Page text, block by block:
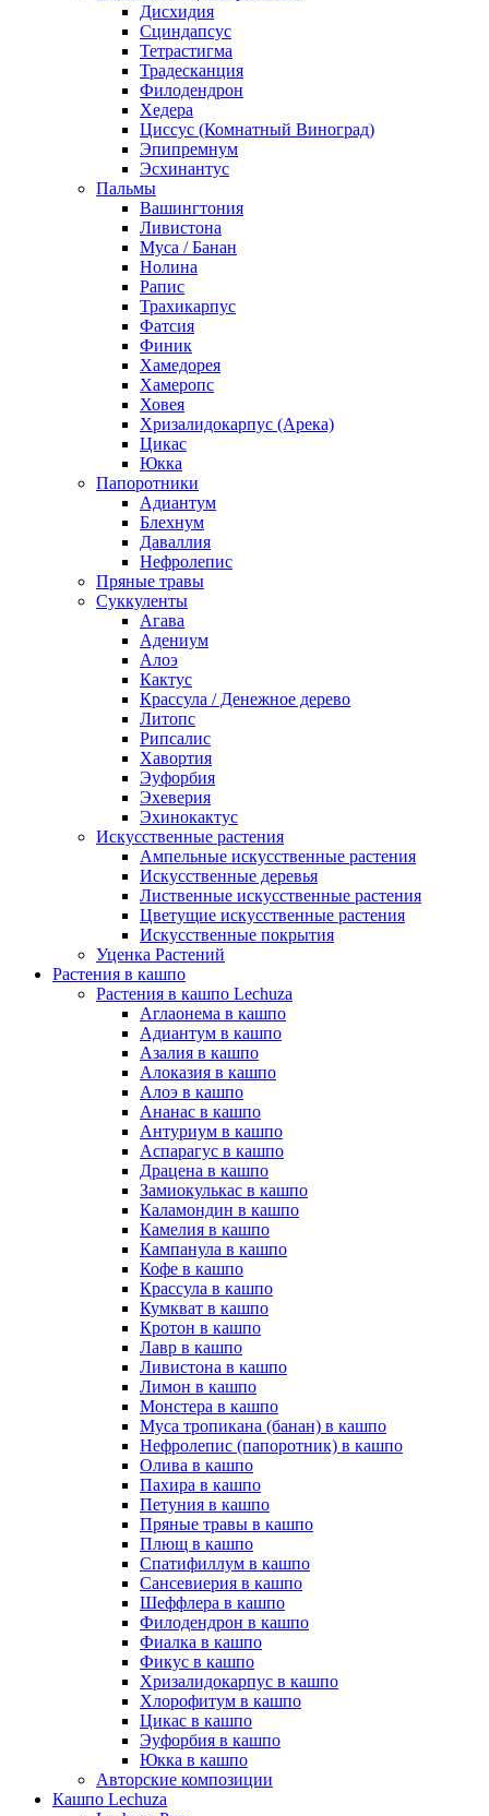
Дисхидия
Сциндапсус
Тетрастигма
Традесканция
Филодендрон
Хедера
Циссус (Комнатный Виноград)
Эпипремнум
Эсхинантус
Пальмы
Вашингтония
Ливистона
Муса / Банан
Нолина
Рапис
Трахикарпус
Фатсия
Финик
Хамедорея
Хамеропс
Ховея
Хризалидокарпус (Арека)
Цикас
Юкка
Папоротники
Адиантум
Блехнум
Даваллия
Нефролепис
Пряные травы
Суккуленты
Агава
Адениум
Алоэ
Кактус
Крассула / Денежное дерево
Литопс
Рипсалис
Хавортия
Эуфорбия
Эхеверия
Эхинокактус
Искусственные растения
Ампельные искусственные растения
Искусственные деревья
Лиственные искусственные растения
Цветущие искусственные растения
Искусственные покрытия
Уценка Растений
Растения в кашпо
Растения в кашпо Lechuza
Аглаонема в кашпо
Адиантум в кашпо
Азалия в кашпо
Алоказия в кашпо
Алоэ в кашпо
Ананас в кашпо
Антуриум в кашпо
Аспарагус в кашпо
Драцена в кашпо
Замиокулькас в кашпо
Каламондин в кашпо
Камелия в кашпо
Кампанула в кашпо
Кофе в кашпо
Крассула в кашпо
Кумкват в кашпо
Кротон в кашпо
Лавр в кашпо
Ливистона в кашпо
Лимон в кашпо
Монстера в кашпо
Муса тропикана (банан) в кашпо
Нефролепис (папоротник) в кашпо
Олива в кашпо
Пахира в кашпо
Петуния в кашпо
Пряные травы в кашпо
Плющ в кашпо
Спатифиллум в кашпо
Сансевиерия в кашпо
Шеффлера в кашпо
Филодендрон в кашпо
Фиалка в кашпо
Фикус в кашпо
Хризалидокарпус в кашпо
Хлорофитум в кашпо
Цикас в кашпо
Эуфорбия в кашпо
Юкка в кашпо
Авторские композиции
Кашпо Lechuza